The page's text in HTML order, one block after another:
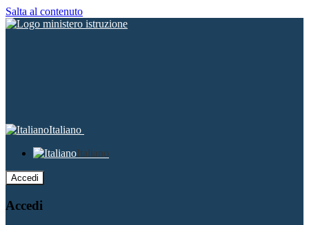
Salta al contenuto
Italiano
Italiano
Accedi
Accedi